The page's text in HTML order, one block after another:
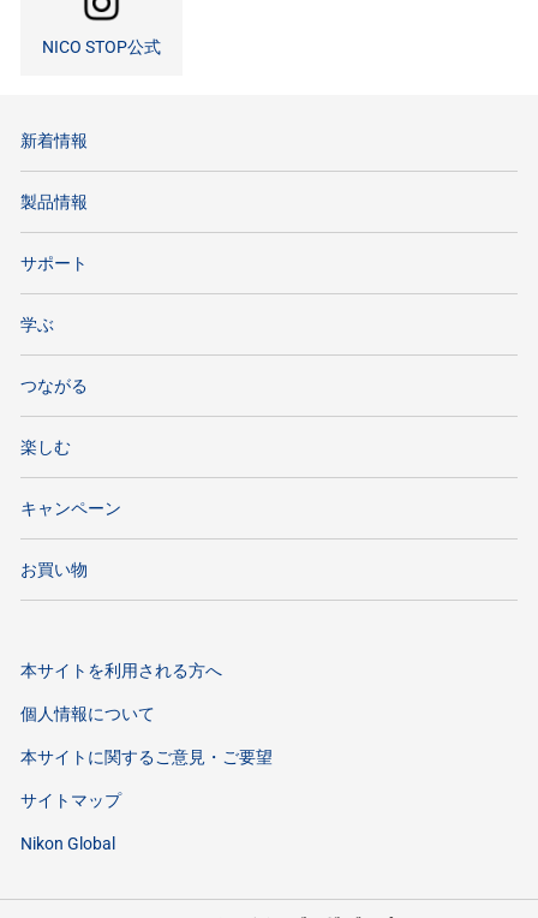
NICO STOP公式
新着情報
製品情報
サポート
学ぶ
つながる
楽しむ
キャンペーン
お買い物
本サイトを利用される方へ
個人情報について
本サイトに関するご意見・ご要望
サイトマップ
Nikon Global